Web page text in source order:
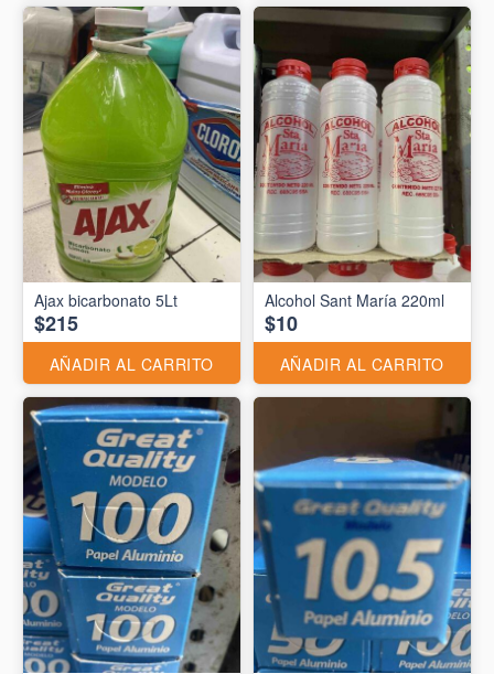
Ajax bicarbonato 5Lt
$215
AÑADIR AL CARRITO
Alcohol Sant María 220ml
$10
AÑADIR AL CARRITO